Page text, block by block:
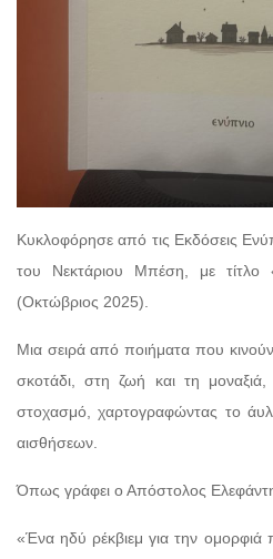
Κυκλοφόρησε από τις Εκδόσεις
του Νεκτάριου Μπέση, με τίτλο
(Οκτώβριος 2025).
Μια σειρά από ποιήματα που
σκοτάδι, στη ζωή και τη
στοχασμό, χαρτογραφώντας το
αισθήσεων.
Όπως γράφει ο Απόστολος
«Ένα ηδύ ρέκβιεμ για την ομορφιά